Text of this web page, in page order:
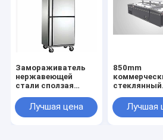
Замораживатель
нержавеющей
стали сползая
замораживатель
нержавеющей
Лучшая цена
850mm
стеклянный
IEC сразу
Лучшая